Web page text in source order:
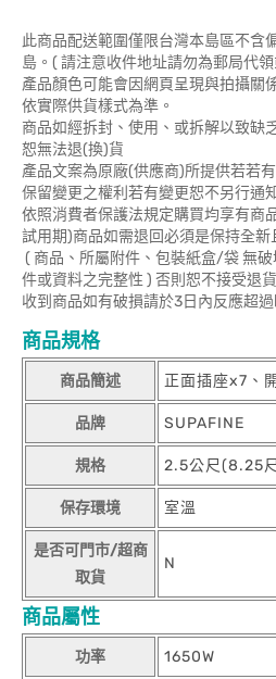
此商品配送範圍僅限台灣本島區不含
島。( 請注意收件地址請勿為郵局代
產品顏色可能會因網頁呈現與拍攝關
依實際供貨樣式為準。
商品如經拆封、使用、或拆解以致缺
恕無法退(換)貨
產品文案為原廠(供應商)所提供若若
保留變更之權利若有變更恕不另行通
依照消費者保護法規定購買均享有商
試用期)商品如需退回必須是保持全新
( 商品、所屬附件、包裝紙盒/袋 無
件或資料之完整性 ) 否則恕不接受退貨
收到商品如有破損請於3日內反應超
商品規格
商品簡述 正面插座x7、
品牌 SUPAFINE
規格 2.5公尺(8.25
保存環境 室溫
是否可門市/超商
取貨
N
商品屬性
功率 1650W